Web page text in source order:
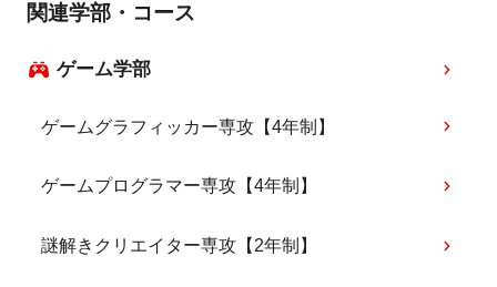
関連学部・コース
ゲーム学部
ゲームグラフィッカー専攻【4年制】
ゲームプログラマー専攻【4年制】
謎解きクリエイター専攻【2年制】